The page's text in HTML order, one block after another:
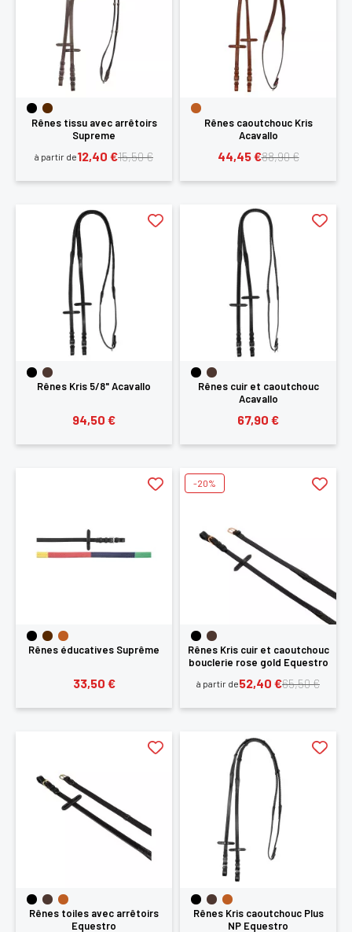
Rênes tissu avec arrêtoirs
Supreme
à partir de 15,50 €
12,40 €
Rênes caoutchouc Kris
Acavallo
88,90 €
44,45 €
Rênes Kris 5/8" Acavallo
94,50 €
Rênes cuir et caoutchouc
Acavallo
67,90 €
Rênes éducatives Suprême
33,50 €
Rênes Kris cuir et caoutchouc
bouclerie rose gold Equestro
à partir de 65,50 €
52,40 €
-20%
Rênes toiles avec arrêtoirs
Equestro
Rênes Kris caoutchouc Plus
NP Equestro